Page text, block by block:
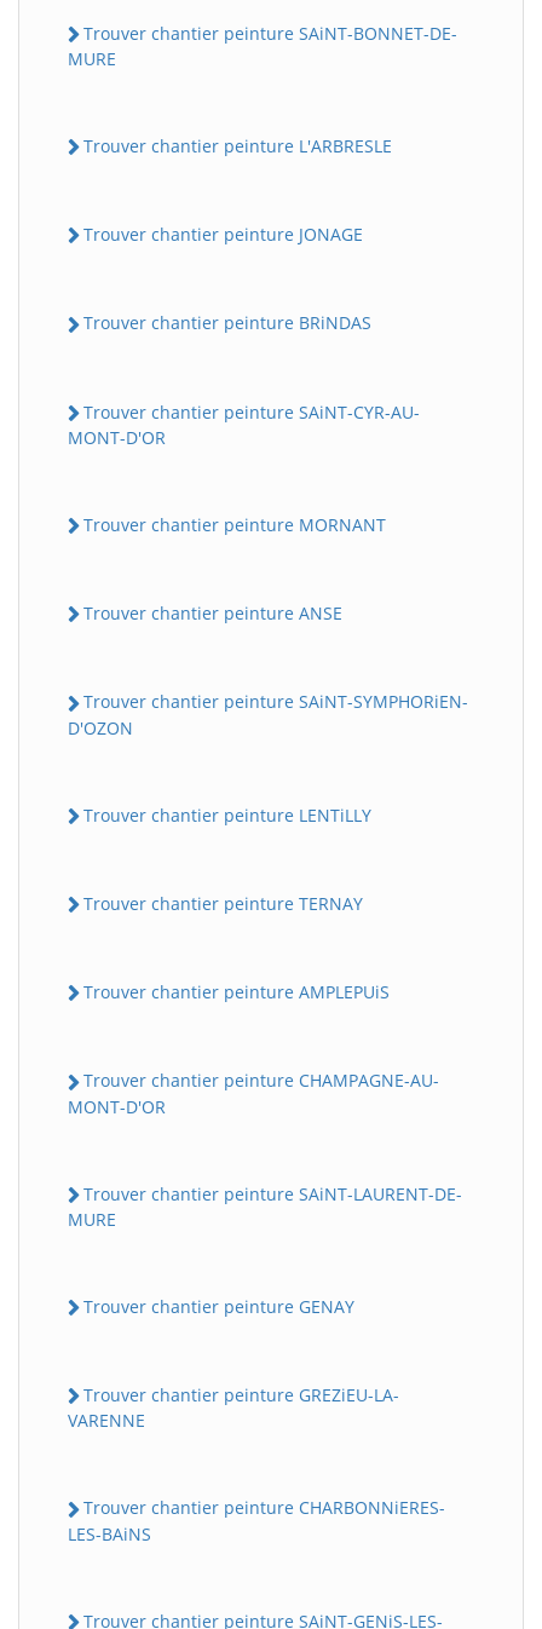
Trouver chantier peinture SAiNT-BONNET-DE-
MURE
Trouver chantier peinture L'ARBRESLE
Trouver chantier peinture JONAGE
Trouver chantier peinture BRiNDAS
Trouver chantier peinture SAiNT-CYR-AU-
MONT-D'OR
Trouver chantier peinture MORNANT
Trouver chantier peinture ANSE
Trouver chantier peinture SAiNT-SYMPHORiEN-
D'OZON
Trouver chantier peinture LENTiLLY
Trouver chantier peinture TERNAY
Trouver chantier peinture AMPLEPUiS
Trouver chantier peinture CHAMPAGNE-AU-
MONT-D'OR
Trouver chantier peinture SAiNT-LAURENT-DE-
MURE
Trouver chantier peinture GENAY
Trouver chantier peinture GREZiEU-LA-
VARENNE
Trouver chantier peinture CHARBONNiERES-
LES-BAiNS
Trouver chantier peinture SAiNT-GENiS-LES-